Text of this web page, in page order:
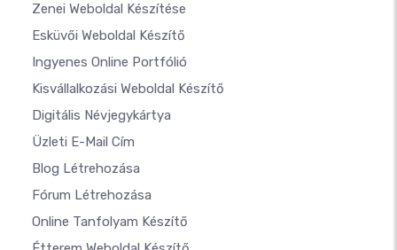
Zenei Weboldal Készítése
Esküvői Weboldal Készítő
Ingyenes Online Portfólió
Kisvállalkozási Weboldal Készítő
Digitális Névjegykártya
Üzleti E-Mail Cím
Blog Létrehozása
Fórum Létrehozása
Online Tanfolyam Készítő